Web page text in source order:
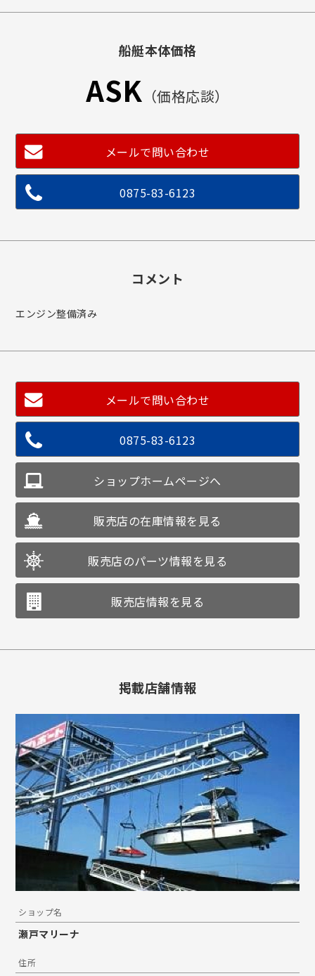
船艇本体価格
ASK （価格応談）
メールで問い合わせ
0875-83-6123
コメント
エンジン整備済み
メールで問い合わせ
0875-83-6123
ショップホームページへ
販売店の在庫情報を見る
販売店のパーツ情報を見る
販売店情報を見る
掲載店舗情報
ショップ名
瀬戸マリーナ
住所